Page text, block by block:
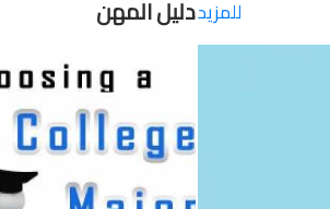
للمزيددليل المهن